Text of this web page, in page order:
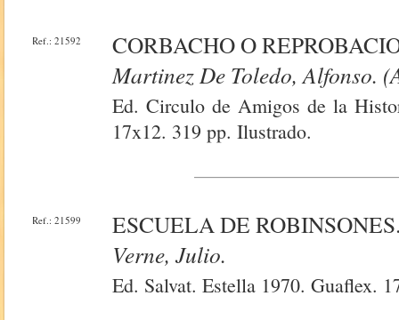
Ref.: 21592
CORBACHO O
Martinez De Toledo, Alfonso.
Ed. Circulo de Amigos de la
17x12. 319 pp. Ilustrado.
Ref.: 21599
ESCUELA DE
Verne, Julio.
Ed. Salvat. Estella 1970. Guaflex.